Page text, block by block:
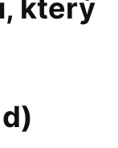
který